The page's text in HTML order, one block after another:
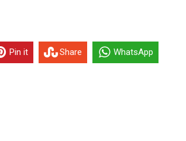
Pin it Share WhatsApp